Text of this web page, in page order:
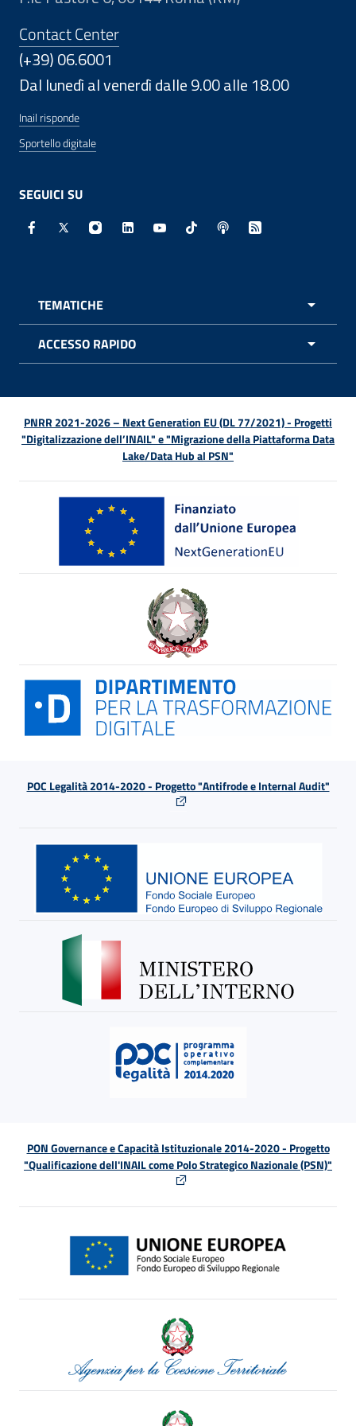
Contact Center
(+39) 06.6001
Dal lunedì al venerdì dalle 9.00 alle 18.00
Inail risponde
Sportello digitale
SEGUICI SU
Facebook - Sito esterno - Apertura in nuova finestra
X - Sito esterno - Apertura in nuova finestra
Instagram - Sito esterno - Apertura in
Linkedin - Sito esterno - Apertura in
Youtube - Sito esterno -
TikTok - Sito esterno -
Spreaker - Sito
Feed RSS -
TEMATICHE
ACCESSO RAPIDO
PNRR 2021-2026 – Next Generation EU (DL 77/2021) - Progetti
"Digitalizzazione dell’INAIL" e "Migrazione della Piattaforma Data
Lake/Data Hub al PSN"
POC Legalità 2014-2020 - Progetto "Antifrode e Internal Audit"
PON Governance e Capacità Istituzionale 2014-2020 - Progetto
"Qualificazione dell'INAIL come Polo Strategico Nazionale (PSN)"